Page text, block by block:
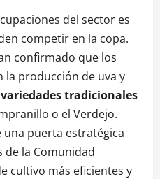
del sector es
competir en la copa.
confirmado que los
la producción de uva y
tradicionales
o el Verdejo.
una puerta estratégica
la Comunidad
cultivo más eficientes y